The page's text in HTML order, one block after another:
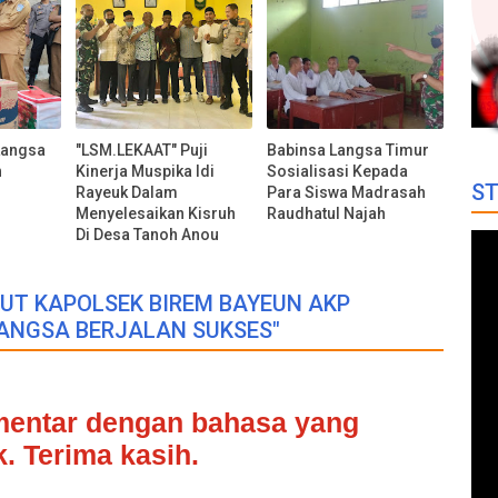
"LSM.LEKAAT" Puji
Kinerja Muspika Idi
Rayeuk Dalam
Menyelesaikan Kisruh
Di Desa Tanoh Anou
Babinsa Langsa Timur
Sosialisasi Kepada
Para Siswa Madrasah
Raudhatul Najah
KAPOLSEK BIREM BAYEUN AKP
BERJALAN SUKSES"
dengan bahasa yang
Terima kasih.